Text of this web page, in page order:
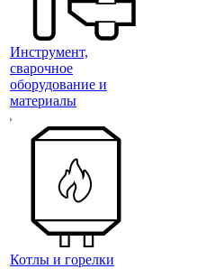
Инструмент,
сварочное
оборудование и
материалы
Котлы и горелки